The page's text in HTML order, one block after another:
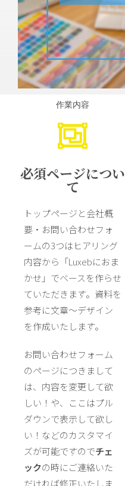
作業内容
必須ページについ
て
トップページと会社概
要・お問い合わせフォ
ームの3つはヒアリング
内容から「Luxebにおま
かせ」でベースを作らせ
ていただきます。資料を
参考に文章〜デザイン
を作成いたします。
お問い合わせフォーム
のページにつきまして
は、内容を変更して欲
しい！や、ここはプル
ダウンで表示して欲し
い！などのカスタマイ
ズが可能ですのでチェ
ックの時にご連絡いた
だければ修正いたしま